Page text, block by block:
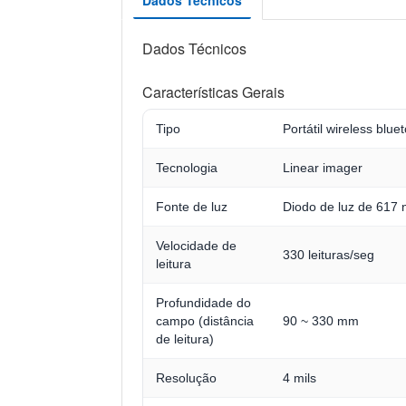
Dados Técnicos
Características Gerais
Tipo Portátil wireless
Tecnologia Linear imager
Fonte de luz Diodo de luz de 617
Velocidade de
leitura
330 leituras/seg
Profundidade do
campo (distância
de leitura)
90 ~ 330 mm
Resolução 4 mils